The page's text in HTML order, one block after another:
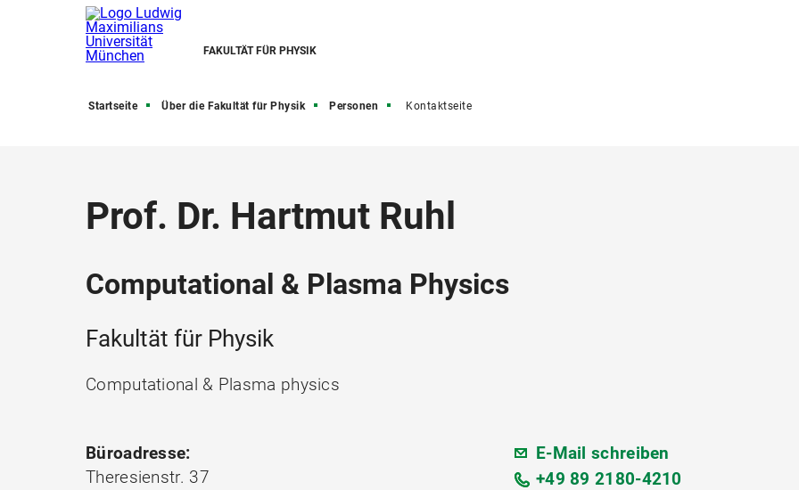
FAKULTÄT FÜR PHYSIK
Startseite Über die Fakultät für Physik Personen Kontaktseite
Prof. Dr. Hartmut Ruhl
Computational & Plasma Physics
Fakultät für Physik
Computational & Plasma physics
Büroadresse:
Theresienstr. 37
E-Mail schreiben
+49 89 2180-4210